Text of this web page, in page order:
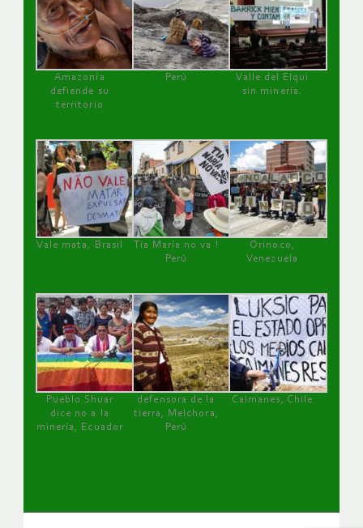
Amazonía
defiende su
territorio
Perú
Valle del Elqui
sin minería.
Vale mata, Brasil
Tía María no va !
Perú
Orinoco,
Venezuela
Pueblo Shuar
dice no a la
minería, Ecuador
defensora de la
tierra, Melchora,
Perú
Caimanes, Chile